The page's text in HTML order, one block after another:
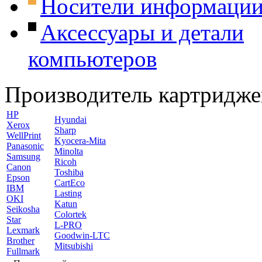
Носители
Аксессуары и детали
компьютеров
Производитель
HP
Xerox
WellPrint
Panasonic
Samsung
Canon
Epson
IBM
OKI
Seikosha
Star
Lexmark
Brother
Fullmark
Hyundai
Sharp
Kyocera-Mita
Minolta
Ricoh
Toshiba
CartEco
Lasting
Katun
Colortek
L-PRO
Goodwin-LTC
Mitsubishi